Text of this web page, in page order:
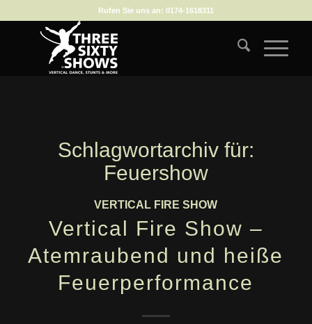
Rufen Sie uns an: 0174-1618311
Schlagwortarchiv für:
Feuershow
VERTICAL FIRE SHOW
Vertical Fire Show –
Atemraubend und heiße
Feuerperformance